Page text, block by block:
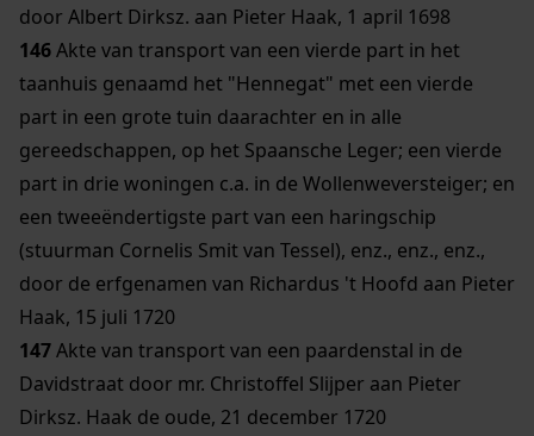
door Albert Dirksz. aan Pieter Haak, 1 april 1698
146Akte van transport van een vierde part in het
taanhuis genaamd het "Hennegat" met een vierde
part in een grote tuin daarachter en in alle
gereedschappen, op het Spaansche Leger; een vierde
part in drie woningen c.a. in de Wollenweversteiger; en
een tweeëndertigste part van een haringschip
(stuurman Cornelis Smit van Tessel), enz., enz., enz.,
door de erfgenamen van Richardus 't Hoofd aan Pieter
Haak, 15 juli 1720
147Akte van transport van een paardenstal in de
Davidstraat door mr. Christoffel Slijper aan Pieter
Dirksz. Haak de oude, 21 december 1720